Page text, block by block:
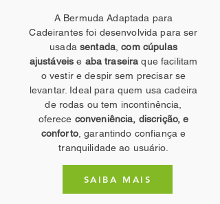
A Bermuda Adaptada para
Cadeirantes foi desenvolvida para ser
usadasentada ,com cúpulas
ajustáveise aba traseira que facilitam
o vestir e despir sem precisar se
levantar. Ideal para quem usa cadeira
de rodas ou tem incontinência,
oferece conveniência, discrição, e
conforto, garantindo confiança e
tranquilidade ao usuário.
SAIBA MAIS